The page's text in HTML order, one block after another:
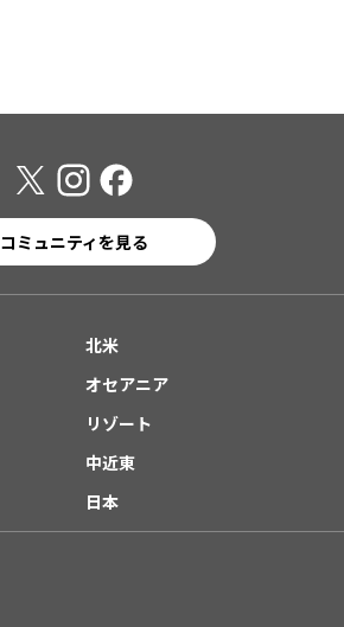
コミュニティを見る
北米
オセアニア
リゾート
中近東
日本